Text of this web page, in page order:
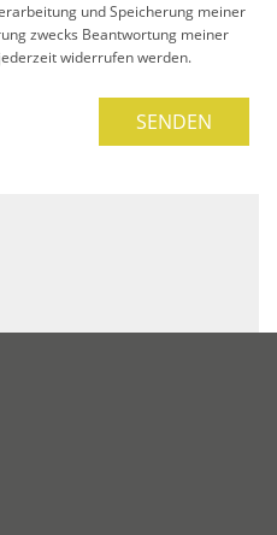
und Speicherung meiner
zwecks Beantwortung meiner
widerrufen werden.
SENDEN